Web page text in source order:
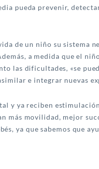
pueda prevenir,
de un niño su
a medida que el
las dificultades, «se
e integrar nuevas
y ya reciben
más movilidad, mejor
ya que sabemos que